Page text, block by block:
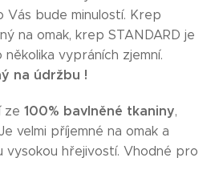
Vás bude minulostí. Krep
na omak, krep STANDARD je
několika vypráních zjemní.
na údržbu !
ze 100% bavlněné tkaniny,
velmi příjemné na omak a
vysokou hřejivostí. Vhodné pro